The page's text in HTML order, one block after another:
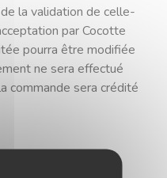
la validation de celle-
par Cocotte
pourra être modifiée
ne sera effectué
commande sera crédité